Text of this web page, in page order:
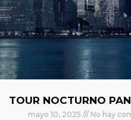
TOUR NOCTURNO
mayo 10, 2025 No hay